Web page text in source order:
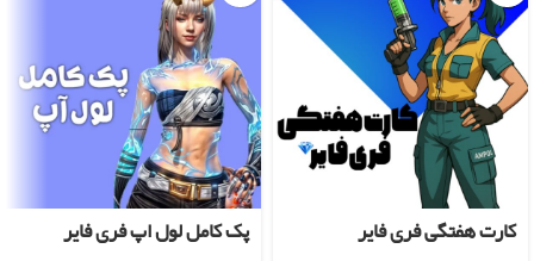
کارت هفتگی فری فایر
پک کامل لول اپ فری فایر